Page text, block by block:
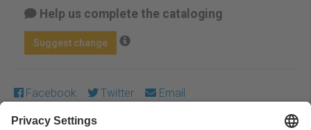
Help us complete the cataloging
Suggest change
Facebook Twitter Email